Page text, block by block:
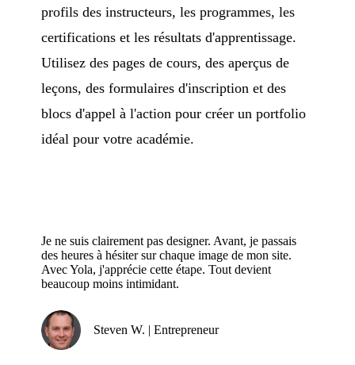
profils des instructeurs, les programmes, les
certifications et les résultats d'apprentissage.
Utilisez des pages de cours, des aperçus de
leçons, des formulaires d'inscription et des
blocs d'appel à l'action pour créer un portfolio
idéal pour votre académie.
Je ne suis clairement pas designer. Avant, je passais
des heures à hésiter sur chaque image de mon site.
Avec Yola, j'apprécie cette étape. Tout devient
beaucoup moins intimidant.
Steven W. | Entrepreneur